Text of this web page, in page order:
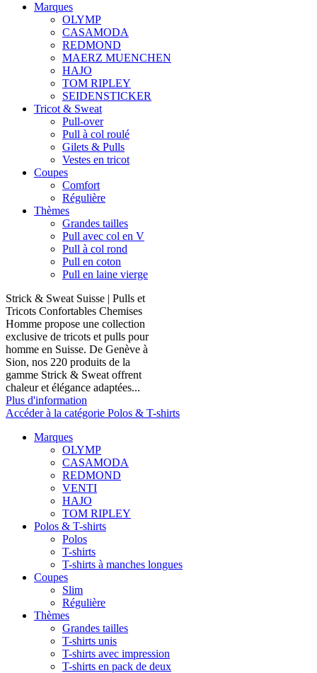
Marques
OLYMP
CASAMODA
REDMOND
MAERZ MUENCHEN
HAJO
TOM RIPLEY
SEIDENSTICKER
Tricot & Sweat
Pull-over
Pull à col roulé
Gilets & Pulls
Vestes en tricot
Coupes
Comfort
Régulière
Thèmes
Grandes tailles
Pull avec col en V
Pull à col rond
Pull en coton
Pull en laine vierge
Strick & Sweat Suisse | Pulls et
Tricots Confortables Chemises
Homme propose une collection
exclusive de tricots et pulls pour
homme en Suisse. De Genève à
Sion, nos 220 produits de la
gamme Strick & Sweat offrent
chaleur et élégance adaptées...
Plus d'information
Accéder à la catégorie Polos & T-shirts
Marques
OLYMP
CASAMODA
REDMOND
VENTI
HAJO
TOM RIPLEY
Polos & T-shirts
Polos
T-shirts
T-shirts à manches longues
Coupes
Slim
Régulière
Thèmes
Grandes tailles
T-shirts unis
T-shirts avec impression
T-shirts en pack de deux